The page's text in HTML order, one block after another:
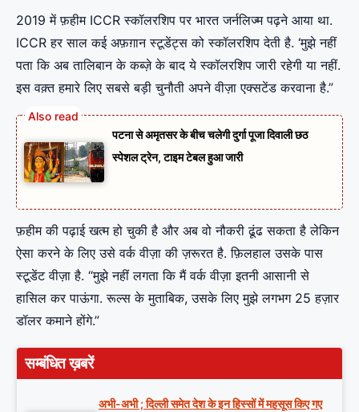
2019 में फ़हीम ICCR स्कॉलरशिप पर भारत जर्नलिज्म पढ़ने आया था.
ICCR हर साल कई अफ़ग़ान स्टूडेंट्स को स्कॉलरशिप देती है. ‘मुझे नहीं
पता कि अब तालिबान के कब्ज़े के बाद ये स्कॉलरशिप जारी रहेगी या नहीं.
इस वक़्त हमारे लिए सबसे बड़ी चुनौती अपने वीज़ा एक्सटेंड करवाना है.”
पटना से अमृतसर के बीच चलेगी दुर्गा पूजा दिवाली छठ
स्पेशल ट्रेन, टाइम टेबल हुआ जारी
फ़हीम की पढ़ाई खत्म हो चुकी है और अब वो नौकरी ढूंढ सकता है लेकिन
ऐसा करने के लिए उसे वर्क वीज़ा की ज़रूरत है. फ़िलहाल उसके पास
स्टूडेंट वीज़ा है. “मुझे नहीं लगता कि मैं वर्क वीज़ा इतनी आसानी से
हासिल कर पाऊंगा. रूल्स के मुताबिक, उसके लिए मुझे लगभग 25 हज़ार
डॉलर कमाने होंगे.”
सम्बंधित ख़बरें
अभी-अभी ; दिल्ली समेत देश के इन हिस्सों में महसूस किए गए